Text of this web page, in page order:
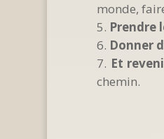
monde,
Prendre
Donner
Et
chemin.